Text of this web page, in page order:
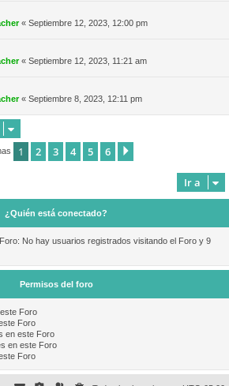
« Septiembre 12, 2023, 12:00 pm
« Septiembre 12, 2023, 11:21 am
« Septiembre 8, 2023, 12:11 pm
1 2 3 4 5 6
Ir a
¿Quién está conectado?
No hay usuarios registrados visitando el Foro y 9
Permisos del foro
Foro
Foro
en este Foro
en este Foro
Foro